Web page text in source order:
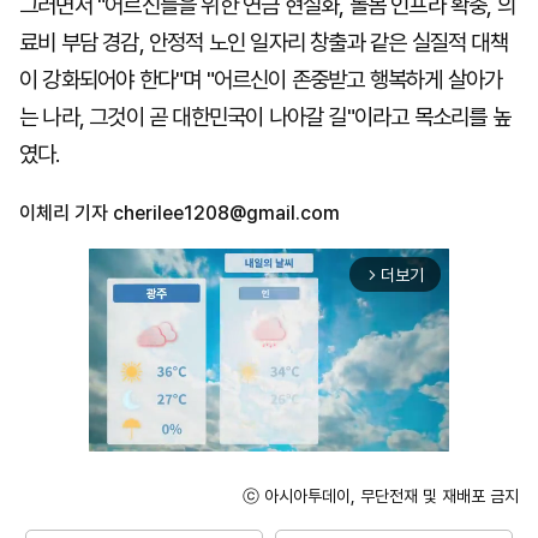
료비 부담 경감, 안정적 노인 일자리 창출과 같은 실질적 대책
이 강화되어야 한다"며 "어르신이 존중받고 행복하게 살아가
는 나라, 그것이 곧 대한민국이 나아갈 길"이라고 목소리를 높
였다.
이체리 기자 cherilee1208@gmail.com
arrow_forward_ios 더보기
ⓒ 아시아투데이, 무단전재 및 재배포 금지